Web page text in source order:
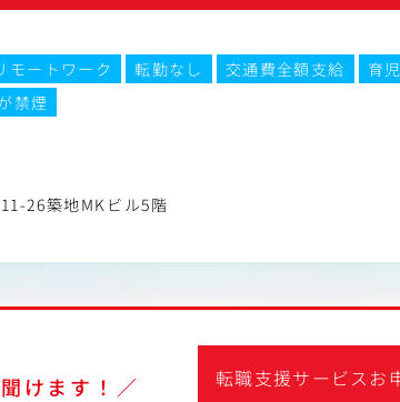
つくり方
オのつくり方
エグゼクティブ転職
しゅふクリ･ママクリ転職
モートワーク 転勤なし 交通費全額支給
育
禁煙
26築地MKビル5階
けます！／ 転職支援サービスお